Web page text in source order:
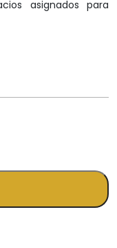
asignados para